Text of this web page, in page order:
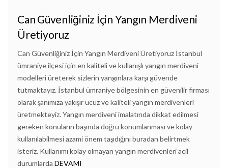
Can Güvenliğiniz İçin Yangın Merdiveni
Üretiyoruz
Can Güvenliğiniz İçin Yangın Merdiveni Üretiyoruz İstanbul
ümraniye ilçesi için en kaliteli ve kullanışlı yangın merdiveni
modelleri üreterek sizlerin yangınlara karşı güvende
tutmaktayız. İstanbul ümraniye bölgesinin en güvenilir firması
olarak şanımıza yakışır ucuz ve kaliteli yangın merdivenleri
üretmekteyiz. Yangın merdiveni imalatında dikkat edilmesi
gereken konuların başında doğru konumlanması ve kolay
kullanılabilmesi azami önem taşıdığını buradan belirtmek
isteriz. Kullanımı kolay olmayan yangın merdivenleri acil
durumlarda DEVAMI